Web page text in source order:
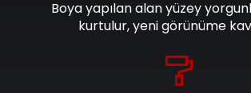
Boya yapılan alan yüzey
kurtulur, yeni görünüme